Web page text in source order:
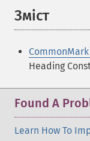
Зміст
Heading
Found A
Learn How To